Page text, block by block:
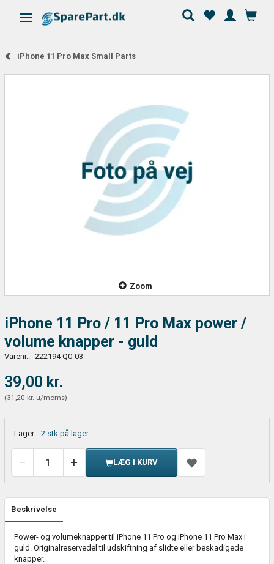
Skifte navigation
iPhone 11 Pro Max Small Parts
Zoom
iPhone 11 Pro / 11 Pro Max power /
volume knapper - guld
Varenr.: 222194 Q0-03
39,00 kr.
(31,20 kr. u/moms)
Lager: 2 stk på lager
LÆG I KURV
Beskrivelse
Power- og volumeknapper til iPhone 11 Pro og iPhone 11 Pro Max i
guld. Originalreservedel til udskiftning af slidte eller beskadigede
knapper.